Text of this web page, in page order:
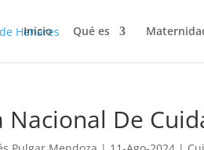
Inicio Qué es
Nacional De